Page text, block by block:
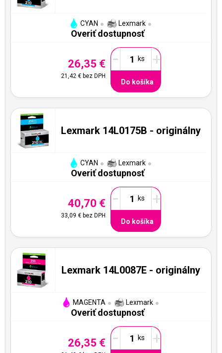
CYAN Lexmark
Overiť dostupnosť
26,35 €
21,42 € bez DPH
- +
Do košíka
Lexmark 14L0175B - originálny
CYAN Lexmark
Overiť dostupnosť
40,70 €
33,09 € bez DPH
- +
Do košíka
Lexmark 14L0087E - originálny
MAGENTA Lexmark
Overiť dostupnosť
26,35 € - +